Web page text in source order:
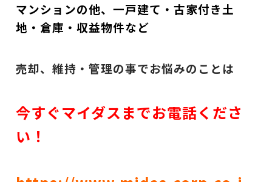
マンションの他、一戸建て・古家付き土
地・倉庫・収益物件など
売却、維持・管理の事でお悩みのことは
今すぐマイダスまでお電話くださ
い！